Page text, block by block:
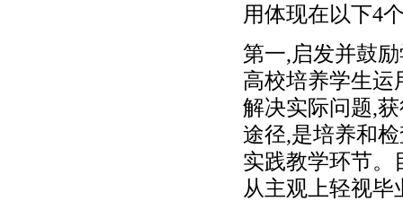
用体现在以下4
第一,启发并鼓
高校培养学生运
解决实际问题,
途径,是培养和
实践教学环节。
从主观上轻视